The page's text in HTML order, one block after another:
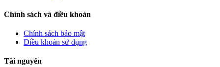
Chính sách và điều khoản
Chính sách bảo mật
Điều khoản sử dụng
Tài nguyên